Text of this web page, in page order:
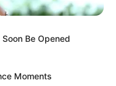
Be Opened
Moments